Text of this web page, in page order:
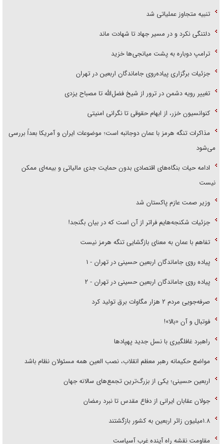
تنبیه متجاوز عملیاتی شد
دلتنگی نکرد و در مسیر جهاد تا شهادت ماند
ترامپ دوباره به پشت میانجی‌ها خزید
جزئیات برگزاری پیاده‌روی جاماندگان اربعین در تهران
تغییر رویه دشمن در ترور از شیخ فضل‌الله تا مصباح یزدی
کنوانسیون خزر، از ابهام حقوقی تا نگرانی امنیتی
مذاکرات تنگه هرمز با عمان دوجانبه است؛ موضوعات ایران و آمریکا بعداً بررسی
می‌شود
ادامه حیات بنگاه‌های اقتصادی بدون حمایت جدی مالیاتی و بیمه‌ای ممکن
نیست
وزیر صمت عازم پاکستان شد
جزئیات شکنجه‌هایم فراتر از آن است که در بیان بگنجد!
تفاهم با عمان به معنای بازگشایی تنگه هرمز نیست
پیاده روی جاماندگان اربعین حسینی در تهران - ۱
پیاده روی جاماندگان اربعین حسینی در تهران - ۲
صرفه‌جویی مردم ۲ هزار مگاوات برق تولید کرد
فوتبال و آن «بالا»!
راهبرد غافلگیری با نسل جدید پهپاد‌ها
مواضع حکیمانه رهبر معظم انقلاب، نصب العین همه مسئولان نظام باشد
اربعین حسینی؛ یکی از بزرگ‌ترین تجمع‌های سالانه جهان
جولان عقابان ایرانی از دفاع مقدس تا نبرد رمضان
۱.۸میلیون زائر اربعین به کشور بازگشتند
مقاومت نقشه راه آینده غرب آسیاست